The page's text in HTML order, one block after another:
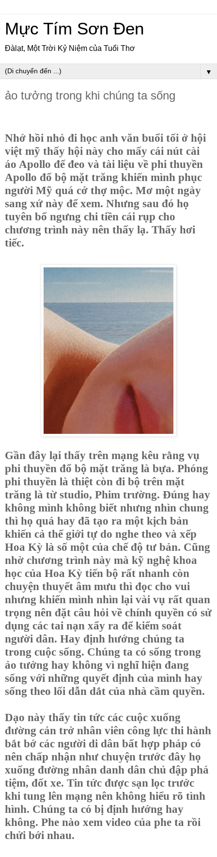
Mực Tím Sơn Đen
Đàlạt, Một Trời Kỷ Niệm của Tuổi Thơ
▼
ảo tưởng trong khi chúng ta sống
Nhớ hồi nhỏ đi học anh văn buổi tối ở hội
việt mỹ thấy hội này cho mấy cái nút cài
áo Apollo để đeo và tài liệu về phi thuyền
Apollo đổ bộ mặt trăng khiến mình phục
người Mỹ quá cở thợ mộc. Mơ một ngày
sang xứ này để xem. Nhưng sau đó họ
tuyên bố ngưng chi tiền cái rụp cho
chương trình này nên thấy lạ. Thấy hơi
tiếc.
Gần đây lại thấy trên mạng kêu rằng vụ
phi thuyền đổ bộ mặt trăng là bựa. Phóng
phi thuyền là thiệt còn đi bộ trên mặt
trăng là từ studio, Phim trường. Đúng hay
không mình không biết nhưng nhìn chung
thì họ quá hay đã tạo ra một kịch bản
khiến cả thế giới tự do nghe theo và xếp
Hoa Kỳ là số một của chế độ tư bản. Cũng
nhờ chương trình này mà kỹ nghệ khoa
học của Hoa Kỳ tiến bộ rất nhanh còn
chuyện thuyết âm mưu thì đọc cho vui
nhưng khiến mình nhìn lại vài vụ rất quan
trọng nên đặt câu hỏi về chính quyền có sử
dụng các tai nạn xẩy ra để kiểm soát
người dân. Hay định hướng chúng ta
trong cuộc sống. Chúng ta có sống trong
ảo tưởng hay không vì nghĩ hiện đang
sống với những quyết định của mình hay
sống theo lối dẫn dắt của nhà cầm quyền.
Dạo này thấy tin tức các cuộc xuống
đường cản trở nhân viên công lực thi hành
bắt bớ các người di dân bất hợp pháp có
nên chấp nhận như chuyện trước đây họ
xuống đường nhân danh dân chủ đập phá
tiệm, đốt xe. Tin tức được sạn lọc trước
khi tung lên mạng nên không hiểu rõ tình
hình. Chúng ta có bị định hướng hay
không. Phe nào xem video của phe ta rồi
chửi bới nhau.